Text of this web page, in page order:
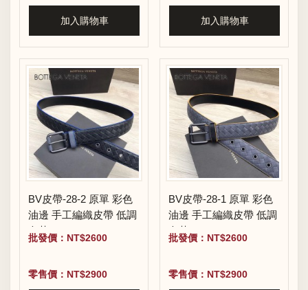
加入購物車 加入購物車
BV皮帶-28-2 原單 彩色
油邊 手工編織皮帶 低調
奢華
批發價：NT$2600
零售價：NT$2900
BV皮帶-28-1 原單 彩色
油邊 手工編織皮帶 低調
奢華
批發價：NT$2600
零售價：NT$2900